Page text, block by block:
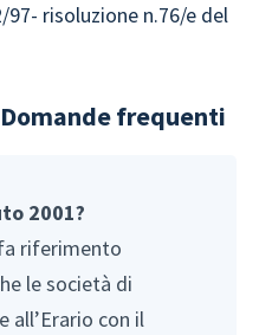
97- risoluzione n.76/e del
frequenti
2001?
riferimento
le società di
all’Erario con il